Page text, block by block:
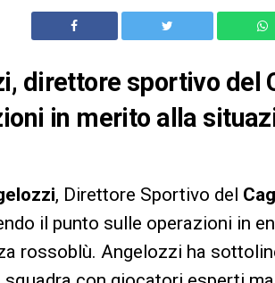
direttore sportivo del
in merito alla
, Direttore Sportivo del
il punto sulle operazioni in
rossoblù. Angelozzi ha